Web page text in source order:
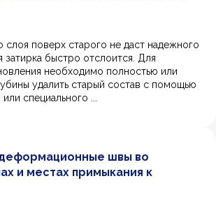
слоя поверх старого не даст надежного
затирка быстро отслоится. Для
необходимо полностью или
удалить старый состав с помощью
специального ...
швы во
и местах примыкания к